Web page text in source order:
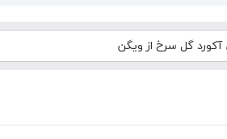
گل سرخ از ویگن